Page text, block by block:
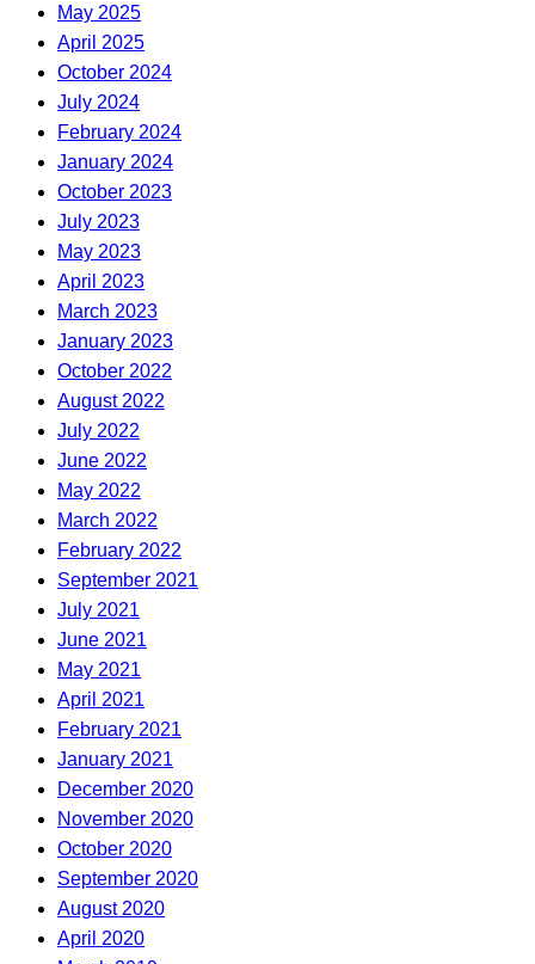
May 2025
April 2025
October 2024
July 2024
February 2024
January 2024
October 2023
July 2023
May 2023
April 2023
March 2023
January 2023
October 2022
August 2022
July 2022
June 2022
May 2022
March 2022
February 2022
September 2021
July 2021
June 2021
May 2021
April 2021
February 2021
January 2021
December 2020
November 2020
October 2020
September 2020
August 2020
April 2020